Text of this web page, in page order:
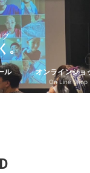
グ
。
ル オンラインショ
On Line Shop